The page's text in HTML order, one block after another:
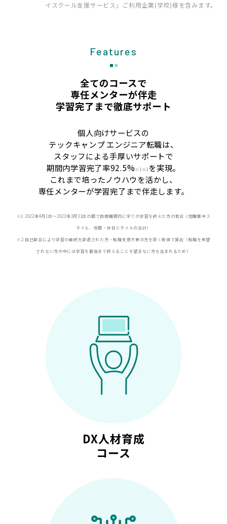
イスクール支援サービス」ご利用企業(学校)様を含みます。
Features
全てのコースで
専任メンターが伴走
学習完了まで徹底サポート
個人向けサービスの
テックキャンプ エンジニア転職は、
スタッフによる手厚いサポートで
期間内学習完了率92.5%※ 1※2を実現。
これまで培ったノウハウを活かし、
専任メンターが学習完了まで伴走します。
※1 2022年4月1日〜2023年3月31日の間で目標期間内に全ての学習を終えた方の割合（短期集中ス
タイル、夜間・休日スタイルの合計）
※2 自己都合により学習の継続を辞退された方・転職支援不要の方を除く数値で算出（転職を希望
されない方の中には学習を最後まで終えることを望まない方も含まれるため）
DX人材育成
コース